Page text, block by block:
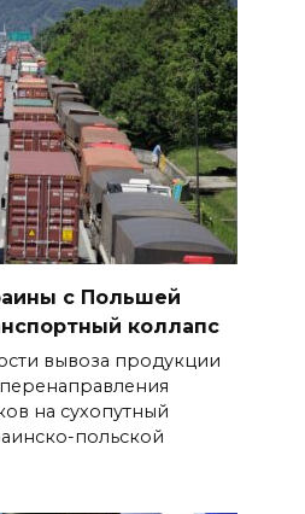
с Польшей
коллапс
вывоза продукции
на сухопутный
польской